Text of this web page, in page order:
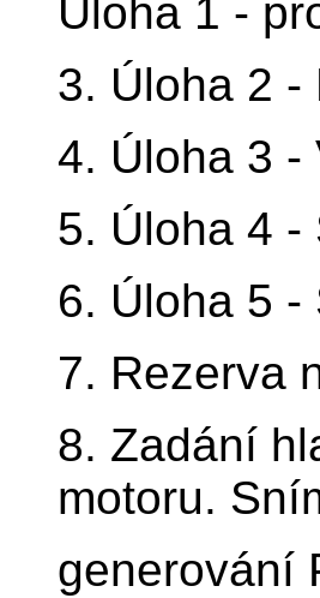
Úloha 1 -
3. Úloha 2 -
4. Úloha 3 -
5. Úloha 4 -
6. Úloha 5 -
7. Rezerva
8. Zadání
motoru.
generování